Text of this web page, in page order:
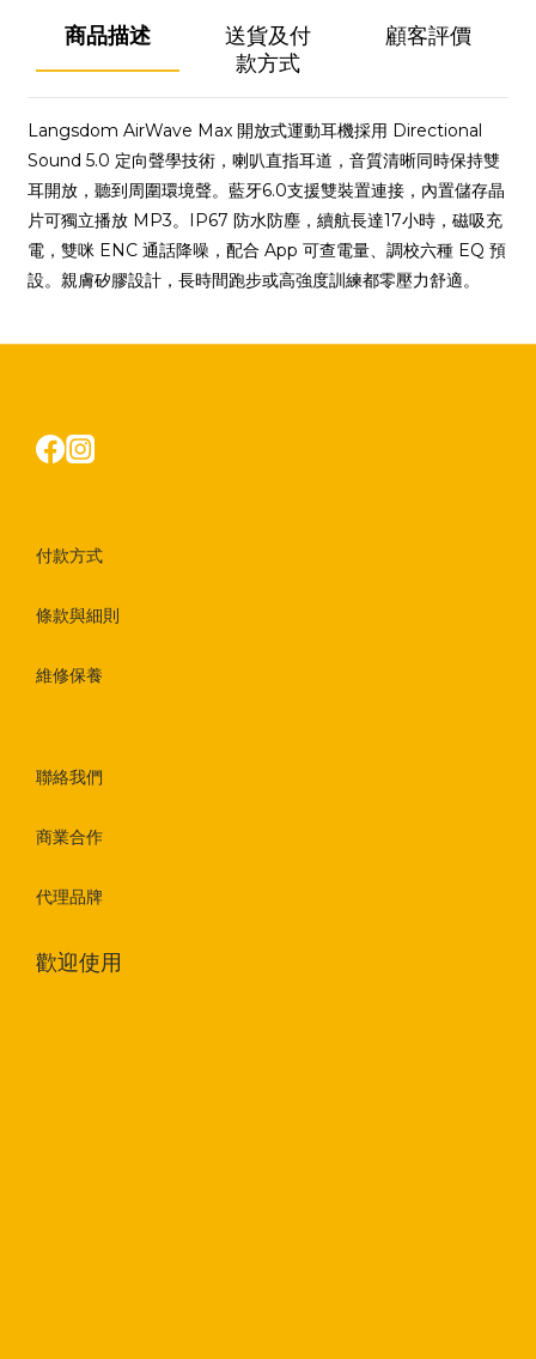
商品描述
送貨及付
款方式
顧客評價
Langsdom AirWave Max 開放式運動耳機採用 Directional
Sound 5.0 定向聲學技術，喇叭直指耳道，音質清晰同時保持雙
耳開放，聽到周圍環境聲。藍牙6.0支援雙裝置連接，內置儲存晶
片可獨立播放 MP3。IP67 防水防塵，續航長達17小時，磁吸充
電，雙咪 ENC 通話降噪，配合 App 可查電量、調校六種 EQ 預
設。親膚矽膠設計，長時間跑步或高強度訓練都零壓力舒適。
付款方式
條款與細則
維修保養
聯絡我們
商業合作
代理品牌
歡迎使用